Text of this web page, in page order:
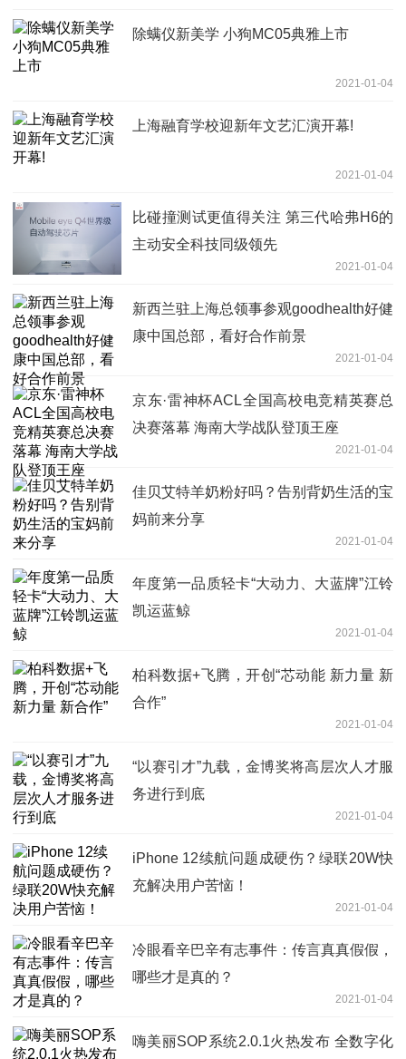
除螨仪新美学 小狗MC05典雅上市
2021-01-04
上海融育学校迎新年文艺汇演开幕!
2021-01-04
比碰撞测试更值得关注 第三代哈弗H6的
主动安全科技同级领先
2021-01-04
新西兰驻上海总领事参观goodhealth好健
康中国总部，看好合作前景
2021-01-04
京东·雷神杯ACL全国高校电竞精英赛总
决赛落幕 海南大学战队登顶王座
2021-01-04
佳贝艾特羊奶粉好吗？告别背奶生活的宝
妈前来分享
2021-01-04
年度第一品质轻卡“大动力、大蓝牌”江铃
凯运蓝鲸
2021-01-04
柏科数据+飞腾，开创“芯动能 新力量 新
合作”
2021-01-04
“以赛引才”九载，金博奖将高层次人才服
务进行到底
2021-01-04
iPhone 12续航问题成硬伤？绿联20W快
充解决用户苦恼！
2021-01-04
冷眼看辛巴辛有志事件：传言真真假假，
哪些才是真的？
2021-01-04
嗨美丽SOP系统2.0.1火热发布 全数字化